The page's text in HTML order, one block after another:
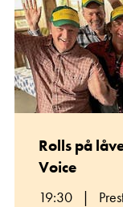
Rolls på
Voice
19:30 |